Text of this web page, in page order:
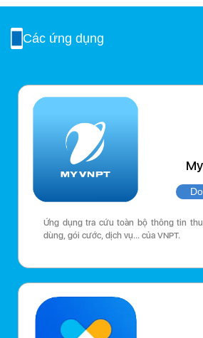
Các ứng dụng
Ứng dụng tra cứu toàn bộ thông tin
dùng, gói cước, dịch vụ… của VNPT.